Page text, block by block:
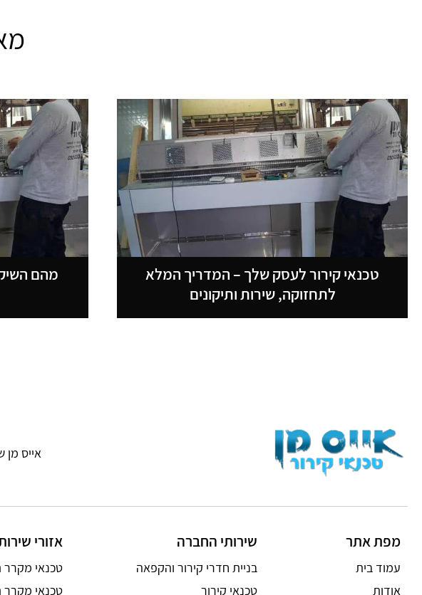
טכנאי קירור לעסק שלך – המדריך המלא
לתחזוקה, שירות ותיקונים
מהם
אייס מן
מפת אתר
עמוד בית
אודות
שירותי החברה
בניית חדרי קירור והקפאה
טכנאי קירור
אזורי
טכנאי מקרר
טכנאי מקרר